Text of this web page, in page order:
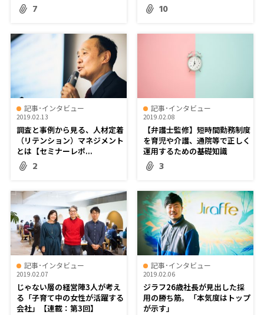
7 10
記事･インタビュー
2019.02.13
調査と事例から見る、人材定着
（リテンション）マネジメント
とは【セミナーレポ...
2
記事･インタビュー
2019.02.08
【弁護士監修】短時間勤務制度
を育児や介護、通院等で正しく
運用するための基礎知識
3
記事･インタビュー
2019.02.07
じゃない層の経営陣3人が考え
る「子育て中の女性が活躍する
会社」【連載：第3回】
記事･インタビュー
2019.02.06
ジラフ26歳社長が見出した採
用の勝ち筋。「本気度はトップ
が示す」